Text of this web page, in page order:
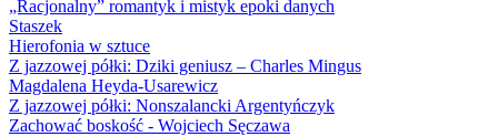
„Racjonalny” romantyk i mistyk epoki danych
Staszek
Hierofonia w sztuce
Z jazzowej półki: Dziki geniusz – Charles Mingus
Magdalena Heyda-Usarewicz
Z jazzowej półki: Nonszalancki Argentyńczyk
Zachować boskość - Wojciech Sęczawa